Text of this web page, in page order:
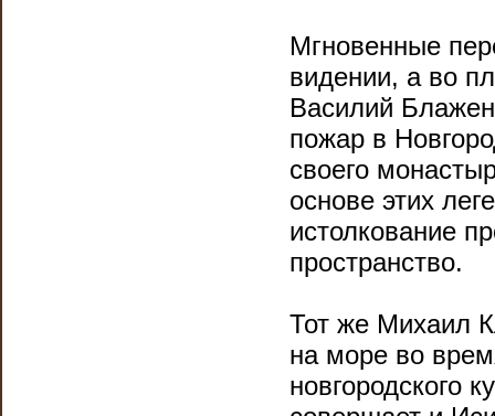
Мгновенные
видении, а во
Василий
пожар в
своего
основе этих
истолкование
пространство.
Тот же Михаил
на море во
новгородского